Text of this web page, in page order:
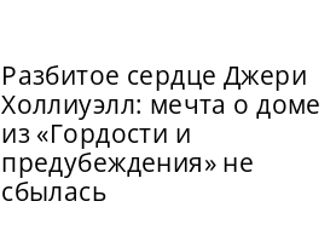
Разбитое сердце Джери
Холлиуэлл: мечта о доме
из «Гордости и
предубеждения» не
сбылась